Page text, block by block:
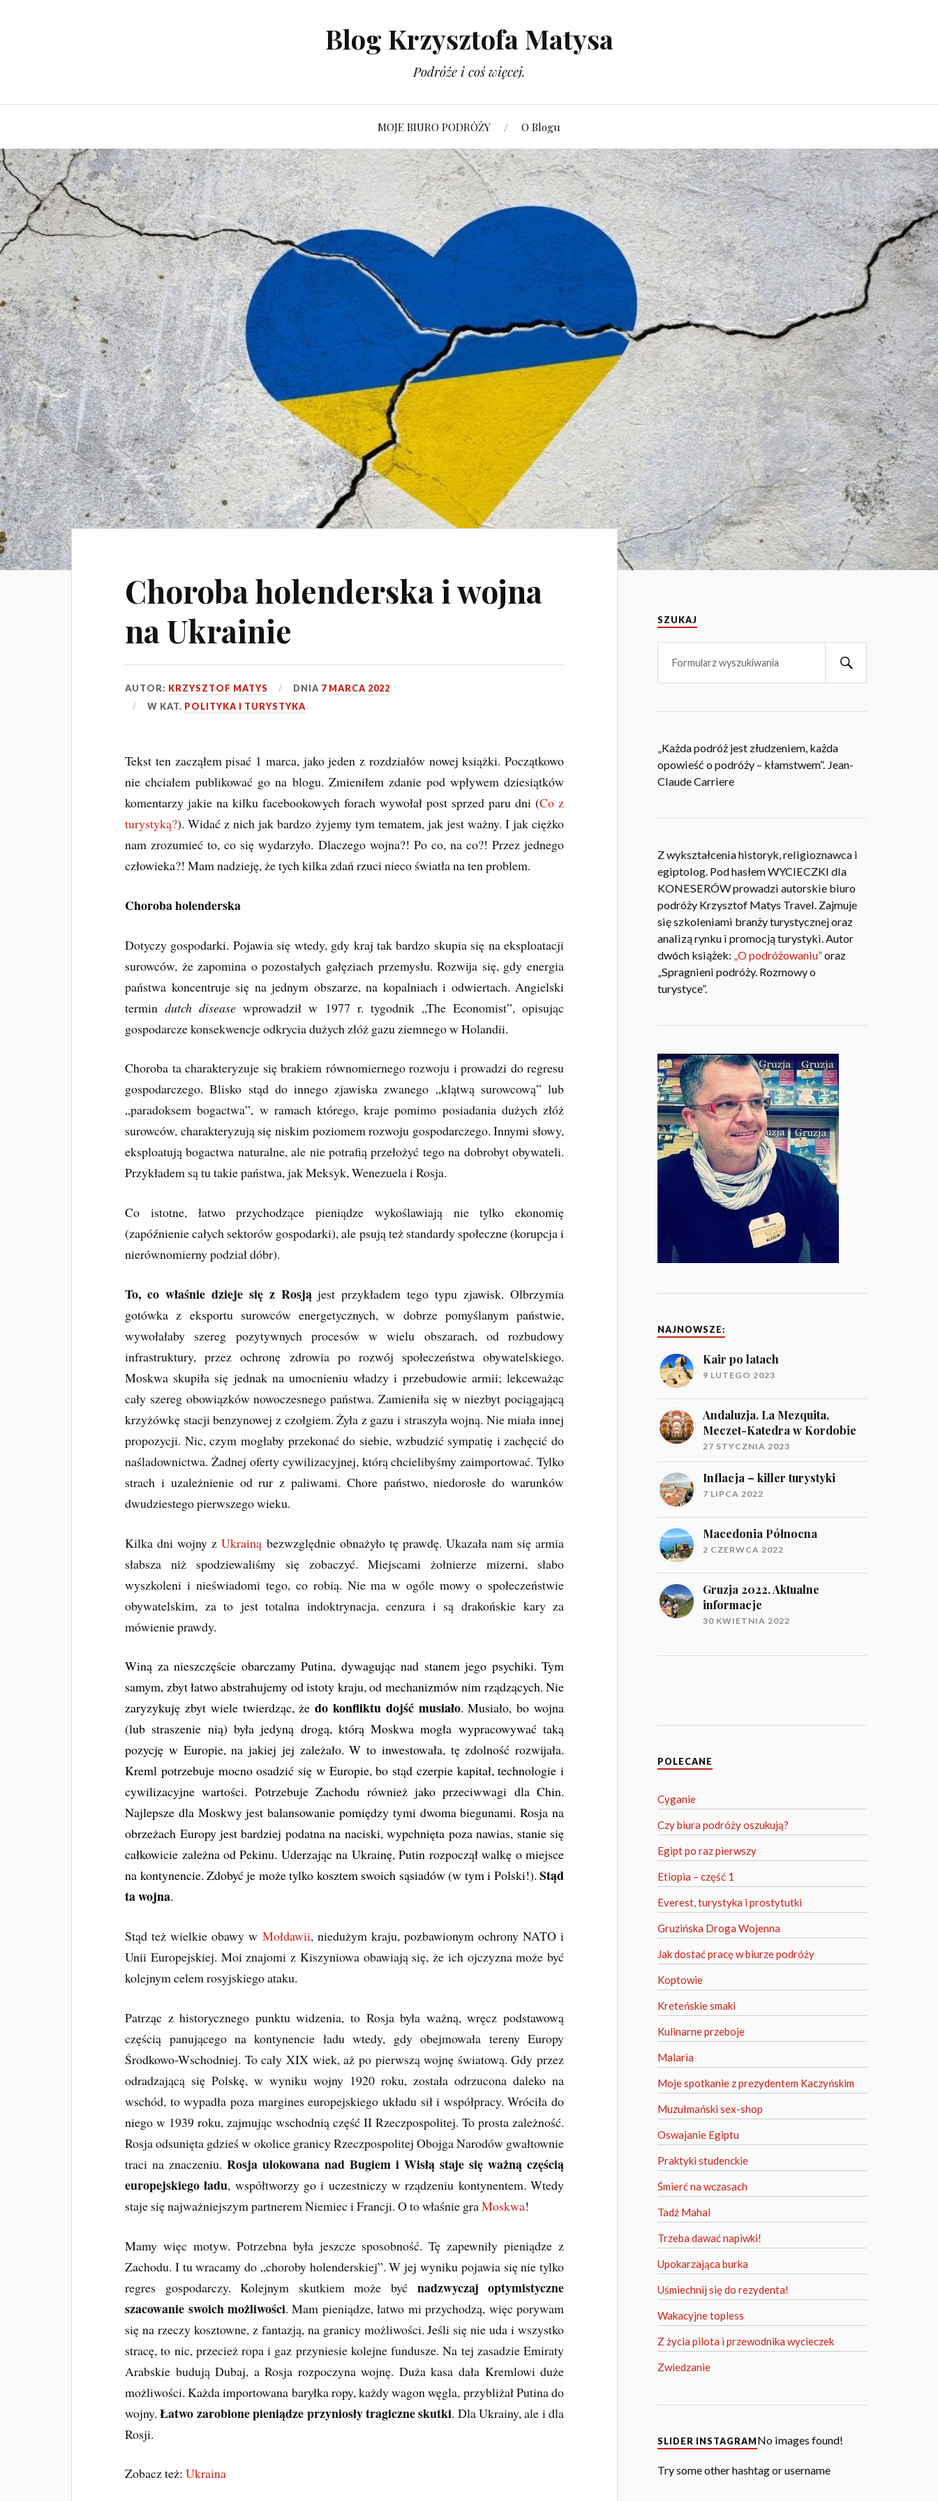
Blog Krzysztofa Matysa
Podróże i coś więcej.
MOJE BIURO PODRÓŻY O Blogu
Choroba holenderska i wojna
na Ukrainie
AUTOR: KRZYSZTOF MATYS DNIA 7 MARCA 2022
W KAT. POLITYKA I TURYSTYKA
Tekst ten zacząłem pisać 1 marca, jako jeden z rozdziałów nowej książki. Początkowo
nie chciałem publikować go na blogu. Zmieniłem zdanie pod wpływem dziesiątków
komentarzy jakie na kilku facebookowych forach wywołał post sprzed paru dni (Co z
turystyką?). Widać z nich jak bardzo żyjemy tym tematem, jak jest ważny. I jak ciężko
nam zrozumieć to, co się wydarzyło. Dlaczego wojna?! Po co, na co?! Przez jednego
człowieka?! Mam nadzieję, że tych kilka zdań rzuci nieco światła na ten problem.
Choroba holenderska
Dotyczy gospodarki. Pojawia się wtedy, gdy kraj tak bardzo skupia się na eksploatacji
surowców, że zapomina o pozostałych gałęziach przemysłu. Rozwija się, gdy energia
państwa koncentruje się na jednym obszarze, na kopalniach i odwiertach. Angielski
termindutch disease wprowadził w 1977 r. tygodnik „The Economist”, opisując
gospodarcze konsekwencje odkrycia dużych złóż gazu ziemnego w Holandii.
Choroba ta charakteryzuje się brakiem równomiernego rozwoju i prowadzi do regresu
gospodarczego. Blisko stąd do innego zjawiska zwanego „klątwą surowcową” lub
„paradoksem bogactwa”, w ramach którego, kraje pomimo posiadania dużych złóż
surowców, charakteryzują się niskim poziomem rozwoju gospodarczego. Innymi słowy,
eksploatują bogactwa naturalne, ale nie potrafią przełożyć tego na dobrobyt obywateli.
Przykładem są tu takie państwa, jak Meksyk, Wenezuela i Rosja.
Co istotne, łatwo przychodzące pieniądze wykoślawiają nie tylko ekonomię
(zapóźnienie całych sektorów gospodarki), ale psują też standardy społeczne (korupcja i
nierównomierny podział dóbr).
To, co właśnie dzieje się z Rosjąjest przykładem tego typu zjawisk. Olbrzymia
gotówka z eksportu surowców energetycznych, w dobrze pomyślanym państwie,
wywołałaby szereg pozytywnych procesów w wielu obszarach, od rozbudowy
infrastruktury, przez ochronę zdrowia po rozwój społeczeństwa obywatelskiego.
Moskwa skupiła się jednak na umocnieniu władzy i przebudowie armii; lekceważąc
cały szereg obowiązków nowoczesnego państwa. Zamieniła się w niezbyt pociągającą
krzyżówkę stacji benzynowej z czołgiem. Żyła z gazu i straszyła wojną. Nie miała innej
propozycji. Nic, czym mogłaby przekonać do siebie, wzbudzić sympatię i zachęcić do
naśladownictwa. Żadnej oferty cywilizacyjnej, którą chcielibyśmy zaimportować. Tylko
strach i uzależnienie od rur z paliwami. Chore państwo, niedorosłe do warunków
dwudziestego pierwszego wieku.
Kilka dni wojny zUkrainą bezwzględnie obnażyło tę prawdę. Ukazała nam się armia
słabsza niż spodziewaliśmy się zobaczyć. Miejscami żołnierze mizerni, słabo
wyszkoleni i nieświadomi tego, co robią. Nie ma w ogóle mowy o społeczeństwie
obywatelskim, za to jest totalna indoktrynacja, cenzura i są drakońskie kary za
mówienie prawdy.
Winą za nieszczęście obarczamy Putina, dywagując nad stanem jego psychiki. Tym
samym, zbyt łatwo abstrahujemy od istoty kraju, od mechanizmów nim rządzących. Nie
zaryzykuję zbyt wiele twierdząc, żedo konfliktu dojść musiało. Musiało, bo wojna
(lub straszenie nią) była jedyną drogą, którą Moskwa mogła wypracowywać taką
pozycję w Europie, na jakiej jej zależało. W to inwestowała, tę zdolność rozwijała.
Kreml potrzebuje mocno osadzić się w Europie, bo stąd czerpie kapitał, technologie i
cywilizacyjne wartości. Potrzebuje Zachodu również jako przeciwwagi dla Chin.
Najlepsze dla Moskwy jest balansowanie pomiędzy tymi dwoma biegunami. Rosja na
obrzeżach Europy jest bardziej podatna na naciski, wypchnięta poza nawias, stanie się
całkowicie zależna od Pekinu. Uderzając na Ukrainę, Putin rozpoczął walkę o miejsce
na kontynencie. Zdobyć je może tylko kosztem swoich sąsiadów (w tym i Polski!).Stąd
ta wojna.
Stąd też wielkie obawy w Mołdawii, niedużym kraju, pozbawionym ochrony NATO i
Unii Europejskiej. Moi znajomi z Kiszyniowa obawiają się, że ich ojczyzna może być
kolejnym celem rosyjskiego ataku.
Patrząc z historycznego punktu widzenia, to Rosja była ważną, wręcz podstawową
częścią panującego na kontynencie ładu wtedy, gdy obejmowała tereny Europy
Środkowo-Wschodniej. To cały XIX wiek, aż po pierwszą wojnę światową. Gdy przez
odradzającą się Polskę, w wyniku wojny 1920 roku, została odrzucona daleko na
wschód, to wypadła poza margines europejskiego układu sił i współpracy. Wróciła do
niego w 1939 roku, zajmując wschodnią część II Rzeczpospolitej. To prosta zależność.
Rosja odsunięta gdzieś w okolice granicy Rzeczpospolitej Obojga Narodów gwałtownie
traci na znaczeniu.Rosja ulokowana nad Bugiem i Wisłą staje się ważną częścią
europejskiego ładu, współtworzy go i uczestniczy w rządzeniu kontynentem. Wtedy
staje się najważniejszym partnerem Niemiec i Francji. O to właśnie graMoskwa!
Mamy więc motyw. Potrzebna była jeszcze sposobność. Tę zapewniły pieniądze z
Zachodu. I tu wracamy do „choroby holenderskiej”. W jej wyniku pojawia się nie tylko
regres gospodarczy. Kolejnym skutkiem może być nadzwyczaj optymistyczne
szacowanie swoich możliwości. Mam pieniądze, łatwo mi przychodzą, więc porywam
się na rzeczy kosztowne, z fantazją, na granicy możliwości. Jeśli się nie uda i wszystko
stracę, to nic, przecież ropa i gaz przyniesie kolejne fundusze. Na tej zasadzie Emiraty
Arabskie budują Dubaj, a Rosja rozpoczyna wojnę. Duża kasa dała Kremlowi duże
możliwości. Każda importowana baryłka ropy, każdy wagon węgla, przybliżał Putina do
wojny.Łatwo zarobione pieniądze przyniosły tragiczne skutki. Dla Ukrainy, ale i dla
Rosji.
Zobacz też:Ukraina
SZUKAJ
„Każda podróż jest złudzeniem, każda
opowieść o podróży – kłamstwem”. Jean-
Claude Carriere
Z wykształcenia historyk, religioznawca i
egiptolog. Pod hasłem WYCIECZKI dla
KONESERÓW prowadzi autorskie biuro
podróży Krzysztof Matys Travel. Zajmuje
się szkoleniami branży turystycznej oraz
analizą rynku i promocją turystyki. Autor
dwóch książek: „O podróżowaniu”oraz
„Spragnieni podróży. Rozmowy o
turystyce”.
NAJNOWSZE:
Kair po latach
9 LUTEGO 2023
Andaluzja. La Mezquita,
Meczet-Katedra w Kordobie
27 STYCZNIA 2023
Inflacja – killer turystyki
7 LIPCA 2022
Macedonia Północna
2 CZERWCA 2022
Gruzja 2022. Aktualne
informacje
30 KWIETNIA 2022
POLECANE
Cyganie
Czy biura podróży oszukują?
Egipt po raz pierwszy
Etiopia – część 1
Everest, turystyka i prostytutki
Gruzińska Droga Wojenna
Jak dostać pracę w biurze podróży
Koptowie
Kreteńskie smaki
Kulinarne przeboje
Malaria
Moje spotkanie z prezydentem Kaczyńskim
Muzułmański sex-shop
Oswajanie Egiptu
Praktyki studenckie
Śmierć na wczasach
Tadź Mahal
Trzeba dawać napiwki!
Upokarzająca burka
Uśmiechnij się do rezydenta!
Wakacyjne topless
Z życia pilota i przewodnika wycieczek
Zwiedzanie
SLIDER INSTAGRAM No images found!
Try some other hashtag or username